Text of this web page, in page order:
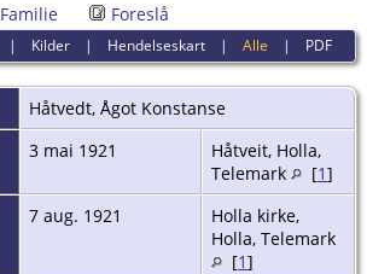
Familie Foreslå
| Kilder | Hendelseskart |Alle | PDF
Håtvedt, Ågot Konstanse
3 mai 1921
Håtveit, Holla,
Telemark
[1]
7 aug. 1921
Holla kirke,
Holla, Telemark
[1]